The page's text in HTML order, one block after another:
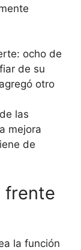
ocho de
de su
otro
las
mejora
de
frente
la función